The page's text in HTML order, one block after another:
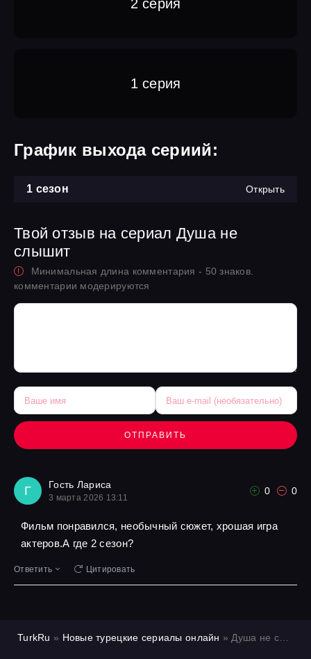
2 серия
1 серия
График выхода сериий:
1 сезон Открыть
Твой отзыв на сериал Душа не
слышит
Минимальная длина комментария - 50 знаков.
комментарии модерируются
ОТПРАВИТЬ
Г Гость Лариса
3 марта 2026 13:11
0 0
Фильм понравился, необычный сюжет, хрошая игра
актеров.А где 2 сезон?
Ответить Цитировать
TurkRu » Новые турецкие сериалы онлайн » Душа не слышит